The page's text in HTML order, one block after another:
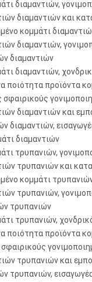
u-
UWF-πολύ,
ζ-
ZWF-πολύ,
T36, T46, T56,
T101
TT46, TT56,
TT101
T2 46, T2 56,
86, T2 101
TB36, TB46,
TB86, TB101
T6-76, T6-86,
T6-131, T6-146
T6S-76, T6S-
διαμαντιών,
διαμαντιών και
κομμάτι
διαμαντιών,
διαμαντιών
διαμαντιών,
ποιότητα προϊόντα
διαμαντιών και
διαμαντιών,
διαμαντιών
τρυπανιών,
τρυπανιών και
κομμάτι
τρυπανιών,
τρυπανιών
τρυπανιών,
ποιότητα προϊόντα
τρυπανιών και
τρυπανιών,